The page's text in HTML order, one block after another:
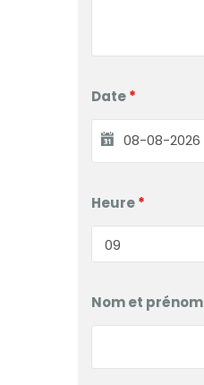
Date*
Heure*
Nom et prénom